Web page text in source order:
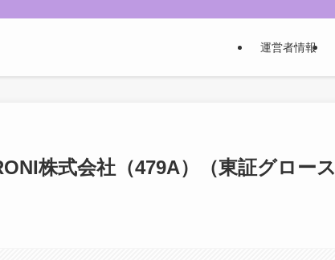
運営者情報
株式会社（479A）（東証グロース